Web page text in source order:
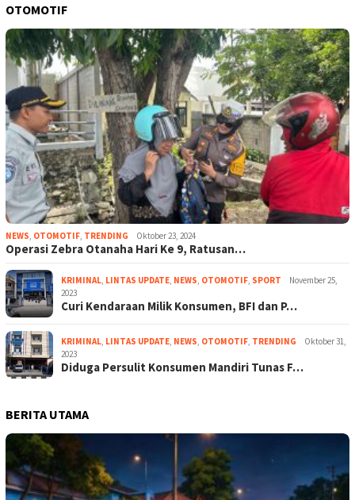
OTOMOTIF
NEWS OTOMOTIF TRENDING Oktober 23, 2024
Operasi Zebra Otanaha Hari Ke 9, Ratusan…
KRIMINAL LINTAS UPDATE NEWS OTOMOTIF SPORT
November 25,
2023
Curi Kendaraan Milik Konsumen, BFI dan P…
KRIMINAL LINTAS UPDATE NEWS OTOMOTIF TRENDING
Oktober 31,
2023
Diduga Persulit Konsumen Mandiri Tunas F…
BERITA UTAMA